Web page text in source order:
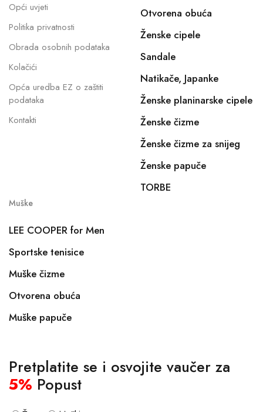
Opći uvjeti
Politika privatnosti
Obrada osobnih podataka
Kolačići
Opća uredba EZ o zaštiti
podataka
Kontakti
Otvorena obuća
Ženske cipele
Sandale
Natikače, Japanke
Ženske planinarske cipele
Ženske čizme
Ženske čizme za snijeg
Ženske papuče
TORBE
Muške
LEE COOPER for Men
Sportske tenisice
Muške čizme
Otvorena obuća
Muške papuče
Pretplatite se i osvojite vaučer za
5% Popust